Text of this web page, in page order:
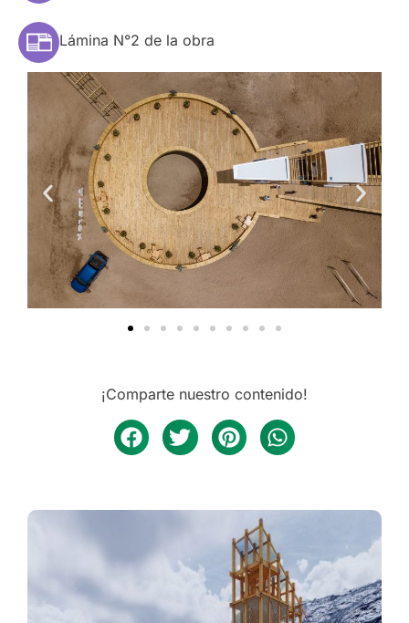
Lámina N°2 de la obra
¡Comparte nuestro contenido!
REFUGIO CÚSPIDE BIFRONTAL